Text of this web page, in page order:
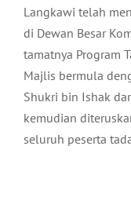
Langkawi telah
di Dewan Besar
tamatnya Program
Majlis bermula
Shukri bin Ishak
kemudian
seluruh peserta
BERBUDI